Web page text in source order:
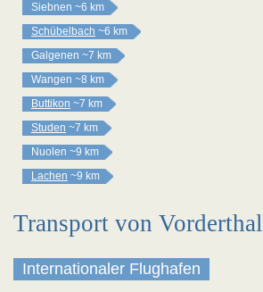
Siebnen ~6 km
Schübelbach ~6 km
Galgenen ~7 km
Wangen ~8 km
Buttikon ~7 km
Studen ~7 km
Nuolen ~9 km
Lachen ~9 km
Transport von Vorderthal
Internationaler Flughafen